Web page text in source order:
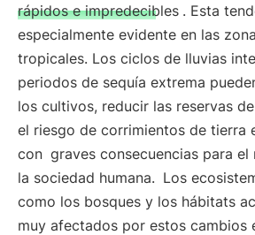
rápidos e impredecibles . Esta
especialmente evidente en las
tropicales. Los ciclos de lluvias
periodos de sequía extrema
los cultivos, reducir las reservas
el riesgo de corrimientos de tierra
con graves consecuencias para
la sociedad humana. Los
como los bosques y los hábitats
muy afectados por estos cambios